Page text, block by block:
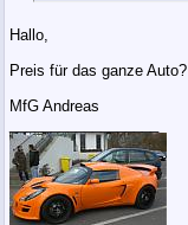
Hallo,
Preis für das ganze Auto?
MfG Andreas